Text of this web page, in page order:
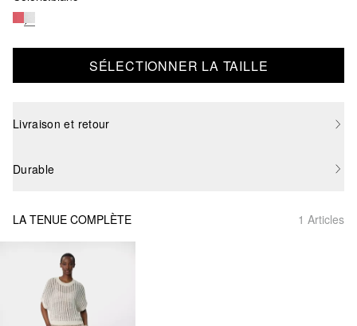
SÉLECTIONNER LA TAILLE
Livraison et retour
Durable
LA TENUE COMPLÈTE 1 Articles